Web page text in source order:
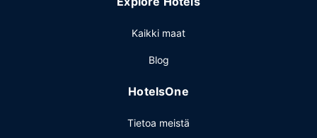
oleva vastaanotto ja pyykinpesutilat. Tämä hotelli tarjoaa
kokoushuone. Palveluihin kuuluu ilmainen pysäköinti.
Kaikki maat
Blog
HotelsOne
Tietoa meistä